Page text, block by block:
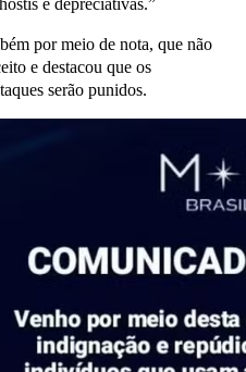
por meio de nota, que não
e destacou que os
serão punidos.